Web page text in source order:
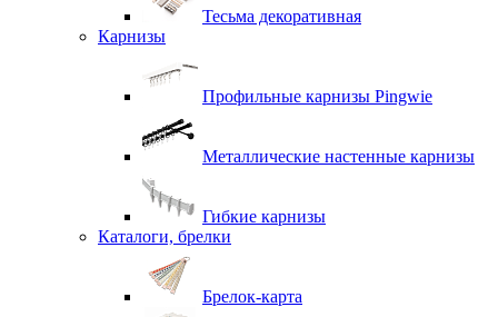
Тесьма декоративная
Карнизы
Профильные карнизы Pingwie
Металлические настенные карнизы
Гибкие карнизы
Каталоги, брелки
Брелок-карта